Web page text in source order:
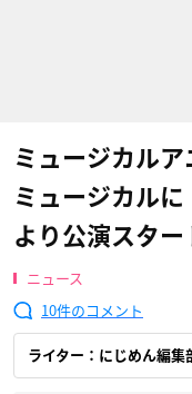
ミュージカル
ミュージカル
より公演スター
ニュース
10
ライター：にじめん編集